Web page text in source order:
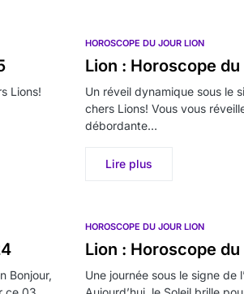
Lions!
HOROSCOPE DU JOUR LION
Lion : Horoscope
Un réveil dynamique sous le
chers Lions! Vous vous
débordante…
Lire plus
Bonjour,
HOROSCOPE DU JOUR LION
Lion : Horoscope
Une journée sous le signe de